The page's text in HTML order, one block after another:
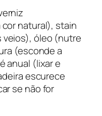
natural), stain
veios), óleo (nutre
(esconde a
anual (lixar e
escurece
se não for